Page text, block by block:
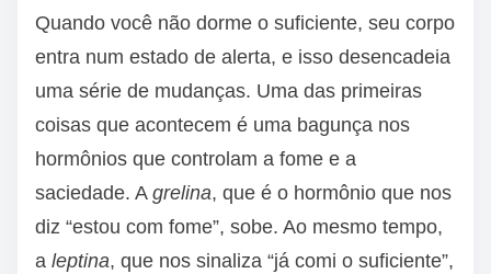
Quando você não dorme o suficiente, seu corpo
entra num estado de alerta, e isso desencadeia
uma série de mudanças. Uma das primeiras
coisas que acontecem é uma bagunça nos
hormônios que controlam a fome e a
saciedade. A grelina, que é o hormônio que nos
diz “estou com fome”, sobe. Ao mesmo tempo,
a leptina, que nos sinaliza “já comi o suficiente”,